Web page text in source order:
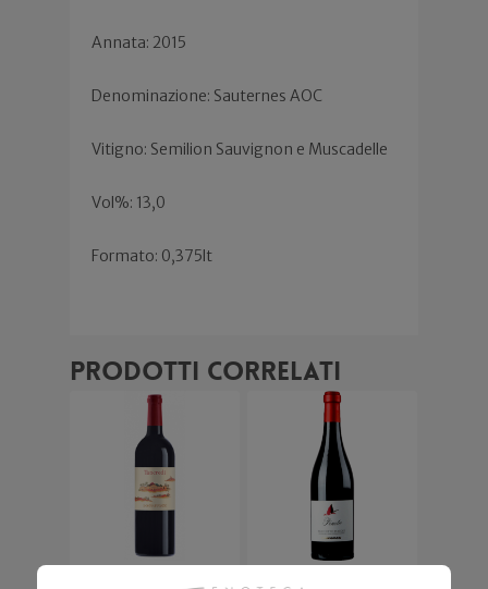
Annata: 2015
Denominazione: Sauternes AOC
Vitigno: Semilion Sauvignon e Muscadelle
Vol%: 13,0
Formato: 0,375lt
Prodotti correlati